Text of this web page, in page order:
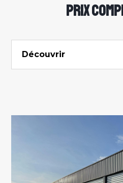
PRIX
Découvrir